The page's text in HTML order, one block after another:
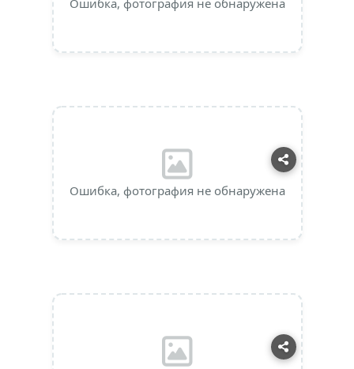
Ошибка, фотография не обнаружена
Ошибка, фотография не обнаружена